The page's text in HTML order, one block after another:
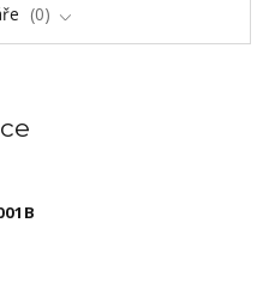
0